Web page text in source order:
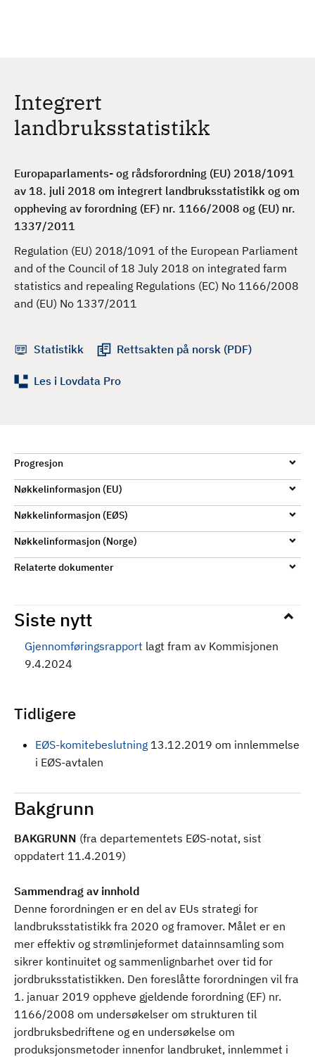
Integrert
landbruksstatistikk
Europaparlaments- og rådsforordning (EU) 2018/1091
av 18. juli 2018 om integrert landbruksstatistikk og om
oppheving av forordning (EF) nr. 1166/2008 og (EU) nr.
1337/2011
Regulation (EU) 2018/1091 of the European Parliament
and of the Council of 18 July 2018 on integrated farm
statistics and repealing Regulations (EC) No 1166/2008
and (EU) No 1337/2011
Statistikk Rettsakten på norsk (PDF)
Les i Lovdata Pro
Progresjon
Nøkkelinformasjon (EU)
Nøkkelinformasjon (EØS)
Nøkkelinformasjon (Norge)
Relaterte dokumenter
Siste nytt
Gjennomføringsrapport lagt fram av Kommisjonen
9.4.2024
Tidligere
EØS-komitebeslutning 13.12.2019 om innlemmelse
i EØS-avtalen
Bakgrunn
BAKGRUNN (fra departementets EØS-notat, sist
oppdatert 11.4.2019)
Sammendrag av innhold
Denne forordningen er en del av EUs strategi for
landbruksstatistikk fra 2020 og framover. Målet er en
mer effektiv og strømlinjeformet datainnsamling som
sikrer kontinuitet og sammenlignbarhet over tid for
jordbruksstatistikken. Den foreslåtte forordningen vil fra
1. januar 2019 oppheve gjeldende forordning (EF) nr.
1166/2008 om undersøkelser om strukturen til
jordbruksbedriftene og en undersøkelse om
produksjonsmetoder innenfor landbruket, innlemmet i